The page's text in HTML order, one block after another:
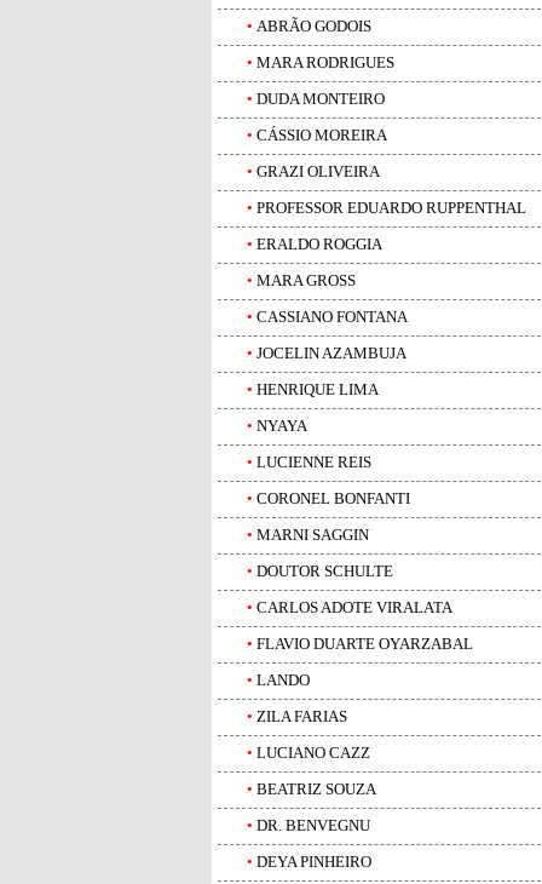
• ABRÃO GODOIS
• MARA RODRIGUES
• DUDA MONTEIRO
• CÁSSIO MOREIRA
• GRAZI OLIVEIRA
• PROFESSOR EDUARDO RUPPENTHAL
• ERALDO ROGGIA
• MARA GROSS
• CASSIANO FONTANA
• JOCELIN AZAMBUJA
• HENRIQUE LIMA
• NYAYA
• LUCIENNE REIS
• CORONEL BONFANTI
• MARNI SAGGIN
• DOUTOR SCHULTE
• CARLOS ADOTE VIRALATA
• FLAVIO DUARTE OYARZABAL
• LANDO
• ZILA FARIAS
• LUCIANO CAZZ
• BEATRIZ SOUZA
• DR. BENVEGNU
• DEYA PINHEIRO